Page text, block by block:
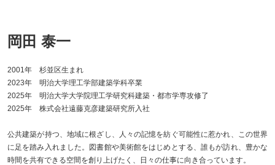
岡田 泰一
2001年 杉並区生まれ
2023年 明治大学理工学部建築学科卒業
2025年 明治大学大学院理工学研究科建築・都市学専攻修了
2025年 株式会社遠藤克彦建築研究所入社
公共建築が持つ、地域に根ざし、人々の記憶を紡ぐ可能性に惹かれ、この世界
に足を踏み入れました。図書館や美術館をはじめとする、誰もが訪れ、豊かな
時間を共有できる空間を創り上げたく、日々の仕事に向き合っています。